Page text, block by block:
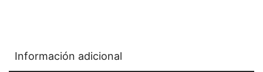
Información adicional